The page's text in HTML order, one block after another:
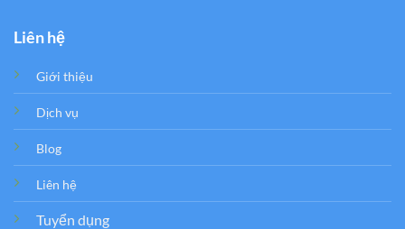
Liên hệ
Giới thiệu
Dịch vụ
Blog
Liên hệ
Tuyển dụng